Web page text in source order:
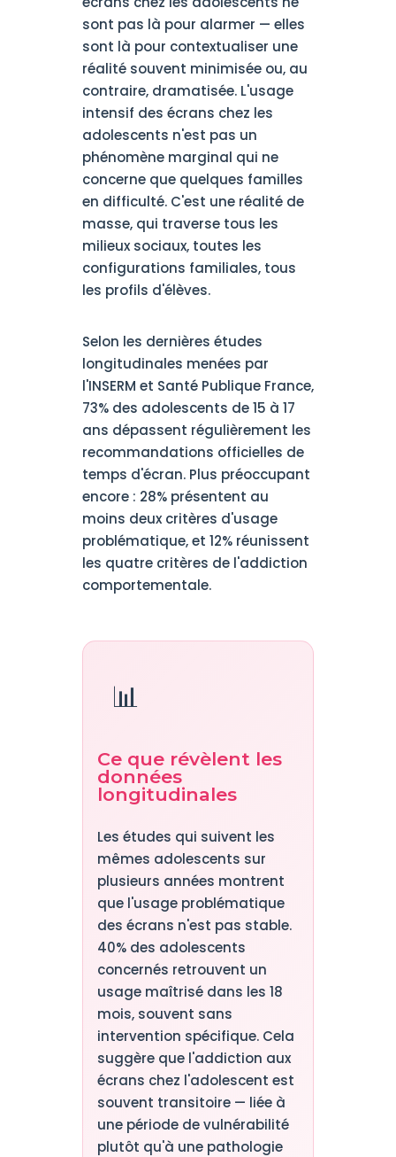
sont pas là pour alarmer — elles
sont là pour contextualiser une
réalité souvent minimisée ou, au
contraire, dramatisée. L'usage
intensif des écrans chez les
adolescents n'est pas un
phénomène marginal qui ne
concerne que quelques familles
en difficulté. C'est une réalité de
masse, qui traverse tous les
milieux sociaux, toutes les
configurations familiales, tous
les profils d'élèves.
Selon les dernières études
longitudinales menées par
l'INSERM et Santé Publique France,
73% des adolescents de 15 à 17
ans dépassent régulièrement les
recommandations officielles de
temps d'écran. Plus préoccupant
encore : 28% présentent au
moins deux critères d'usage
problématique, et 12% réunissent
les quatre critères de l'addiction
comportementale.
📊
Ce que révèlent les
données
longitudinales
Les études qui suivent les
mêmes adolescents sur
plusieurs années montrent
que l'usage problématique
des écrans n'est pas stable.
40% des adolescents
concernés retrouvent un
usage maîtrisé dans les 18
mois, souvent sans
intervention spécifique. Cela
suggère que l'addiction aux
écrans chez l'adolescent est
souvent transitoire — liée à
une période de vulnérabilité
plutôt qu'à une pathologie